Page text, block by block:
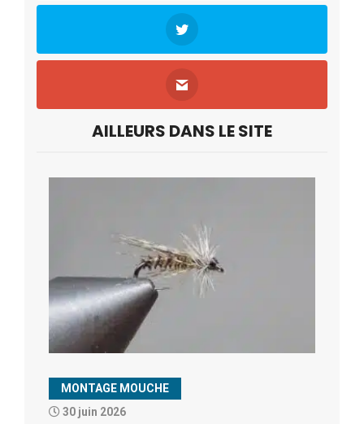
AILLEURS DANS LE SITE
MONTAGE MOUCHE
30 juin 2026